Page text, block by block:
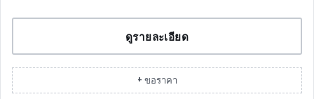
ดูรายละเอียด
+ ขอราคา